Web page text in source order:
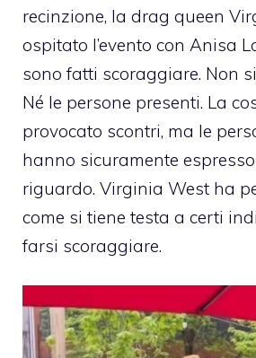
recinzione, la drag queen
ospitato l’evento con Anisa
sono fatti scoraggiare. Non
Né le persone presenti. La
provocato scontri, ma le
hanno sicuramente
riguardo. Virginia West ha
come si tiene testa a certi
farsi scoraggiare.